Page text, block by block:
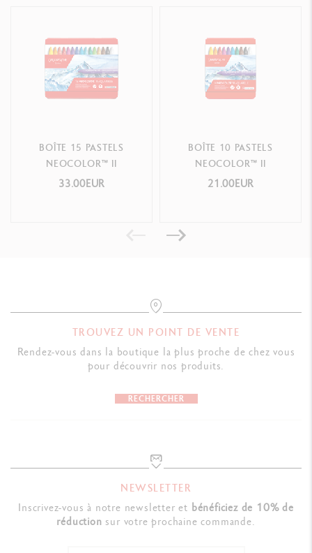
BOÎTE 15 PASTELS
NEOCOLOR™ II
33.00EUR
BOÎTE 10 PASTELS
NEOCOLOR™ II
21.00EUR
TROUVEZ UN POINT DE VENTE
Rendez-vous dans la boutique la plus proche de chez vous
pour découvrir nos produits.
RECHERCHER
NEWSLETTER
Inscrivez-vous à notre newsletter et bénéficiez de 10% de
réduction sur votre prochaine commande.